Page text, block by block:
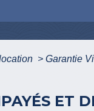
> Garantie
ET